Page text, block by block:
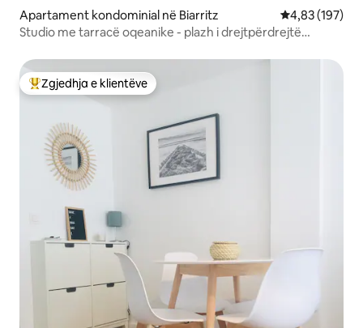
Apartament kondominial në Biarritz Vlerësimi
4,83 (197)
Studio me tarracë oqeanike - plazh i drejtpërdrejtë
Më të mirat e zgjedhjeve të klientëve
Zgjedhja e klientëve